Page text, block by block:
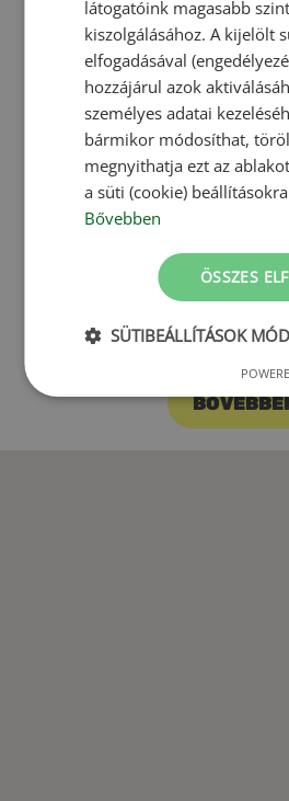
látogatóink magasabb
kiszolgálásához. A kijelölt
elfogadásával
hozzájárul azok
személyes adatai
bármikor módosíthat,
megnyithatja ezt az
a süti (cookie)
Bővebben
ÖSSZES
SÜTIBEÁLLÍTÁSOK